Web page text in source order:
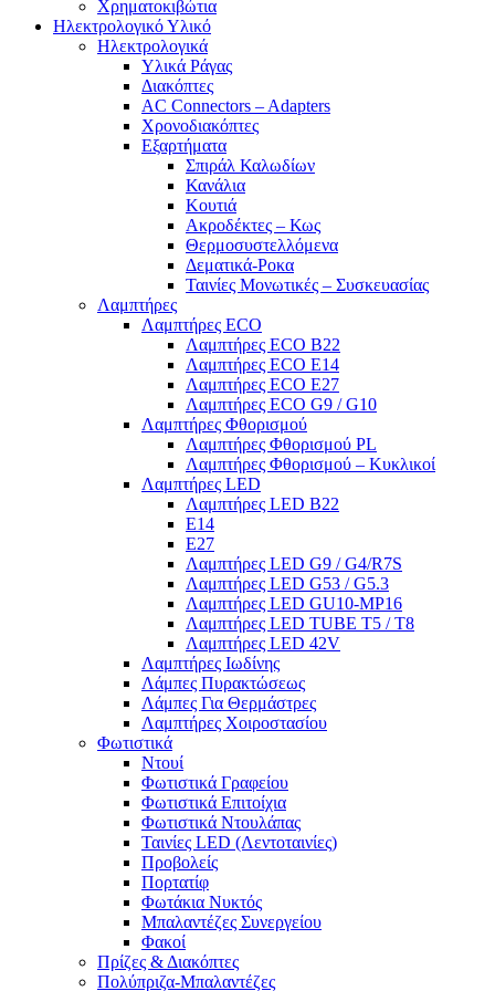
Χρηματοκιβώτια
Ηλεκτρολογικό Υλικό
Ηλεκτρολογικά
Υλικά Ράγας
Διακόπτες
AC Connectors – Adapters
Χρονοδιακόπτες
Εξαρτήματα
Σπιράλ Καλωδίων
Κανάλια
Κουτιά
Ακροδέκτες – Κως
Θερμοσυστελλόμενα
Δεματικά-Ροκα
Ταινίες Μονωτικές – Συσκευασίας
Λαμπτήρες
Λαμπτήρες ECO
Λαμπτήρες ECO B22
Λαμπτήρες ECO E14
Λαμπτήρες ECO E27
Λαμπτήρες ECO G9 / G10
Λαμπτήρες Φθορισμού
Λαμπτήρες Φθορισμού PL
Λαμπτήρες Φθορισμού – Κυκλικοί
Λαμπτήρες LED
Λαμπτήρες LED B22
E14
E27
Λαμπτήρες LED G9 / G4/R7S
Λαμπτήρες LED G53 / G5.3
Λαμπτήρες LED GU10-ΜΡ16
Λαμπτήρες LED TUBE T5 / T8
Λαμπτήρες LED 42V
Λαμπτήρες Ιωδίνης
Λάμπες Πυρακτώσεως
Λάμπες Για Θερμάστρες
Λαμπτήρες Χοιροστασίου
Φωτιστικά
Ντουί
Φωτιστικά Γραφείου
Φωτιστικά Επιτοίχια
Φωτιστικά Ντουλάπας
Ταινίες LED (Λεντοταινίες)
Προβολείς
Πορτατίφ
Φωτάκια Νυκτός
Μπαλαντέζες Συνεργείου
Φακοί
Πρίζες & Διακόπτες
Πολύπριζα-Μπαλαντέζες